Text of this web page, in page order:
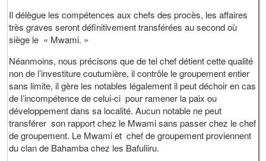
Il délègue les compétences aux chefs des procès, les affaires
très graves seront définitivement transférées au second où
siège le « Mwami. »
Néanmoins, nous précisons que de tel chef détient cette qualité
non de l’investiture coutumière, il contrôle le groupement entier
sans limite, il gère les notables légalement il peut déchoir en cas
de l’incompétence de celui-ci pour ramener la paix ou
développement dans sa localité. Aucun notable ne peut
transférer son rapport chez le Mwami sans passer chez le chef
de groupement. Le Mwami et chef de groupement proviennent
du clan de Bahamba chez les Bafuliiru.